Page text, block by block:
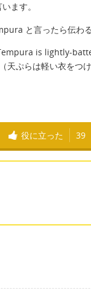
ます。
と言ったら伝わる
Tempura is lightly-
ぷらは軽い衣をつ
役に立った 39